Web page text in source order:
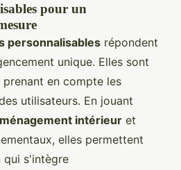
pour un
personnalisables répondent
unique. Elles sont
prenant en compte les
utilisateurs. En jouant
intérieur et
elles permettent
qui s'intègre